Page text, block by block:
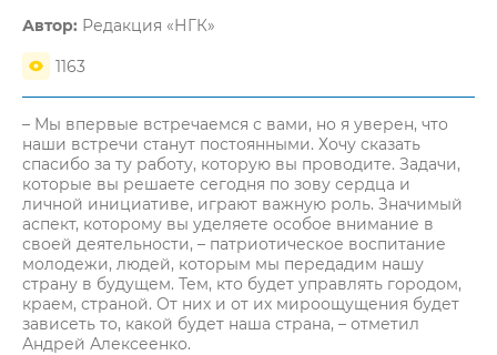
Автор: Редакция «НГК»
1163
– Мы впервые встречаемся с вами, но я уверен, что
наши встречи станут постоянными. Хочу сказать
спасибо за ту работу, которую вы проводите. Задачи,
которые вы решаете сегодня по зову сердца и
личной инициативе, играют важную роль. Значимый
аспект, которому вы уделяете особое внимание в
своей деятельности, – патриотическое воспитание
молодежи, людей, которым мы передадим нашу
страну в будущем. Тем, кто будет управлять городом,
краем, страной. От них и от их мироощущения будет
зависеть то, какой будет наша страна, – отметил
Андрей Алексеенко.